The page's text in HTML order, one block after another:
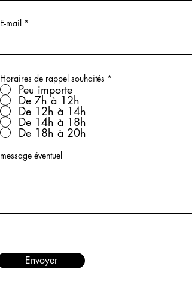
E-mail
Horaires de rappel souhaités *
Peu importe
De 7h à 12h
De 12h à 14h
De 14h à 18h
De 18h à 20h
message éventuel
Envoyer